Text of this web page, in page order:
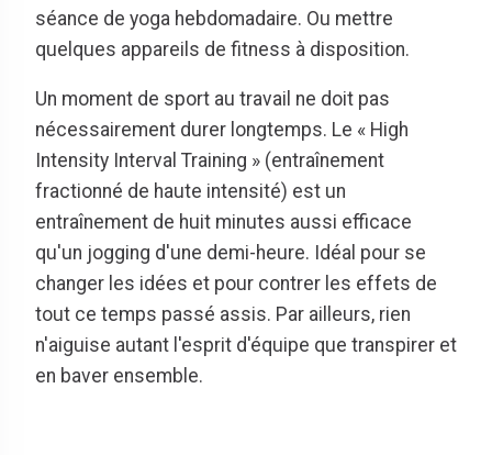
séance de yoga hebdomadaire. Ou mettre
quelques appareils de fitness à disposition.
Un moment de sport au travail ne doit pas
nécessairement durer longtemps. Le « High
Intensity Interval Training » (entraînement
fractionné de haute intensité) est un
entraînement de huit minutes aussi efficace
qu'un jogging d'une demi-heure. Idéal pour se
changer les idées et pour contrer les effets de
tout ce temps passé assis. Par ailleurs, rien
n'aiguise autant l'esprit d'équipe que transpirer et
en baver ensemble.